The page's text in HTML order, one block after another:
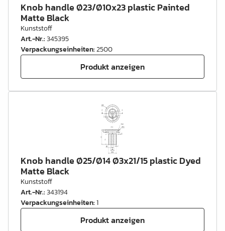
Knob handle Ø23/Ø10x23 plastic Painted
Matte Black
Kunststoff
Art.-Nr.:345395
Verpackungseinheiten:2500
Produkt anzeigen
Knob handle Ø25/Ø14 Ø3x21/15 plastic Dyed
Matte Black
Kunststoff
Art.-Nr.:343194
Verpackungseinheiten:1
Produkt anzeigen